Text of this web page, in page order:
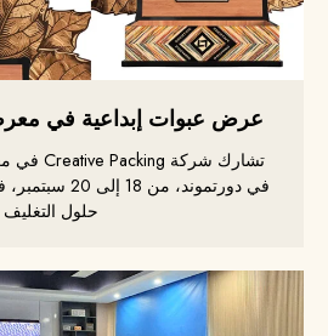
عرض عبوات إبداعية في معرض
حلول التغليف